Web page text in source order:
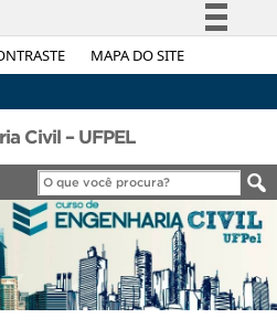
MAPA DO SITE
Simplifique!
Legislação
Canais
Civil – UFPEL